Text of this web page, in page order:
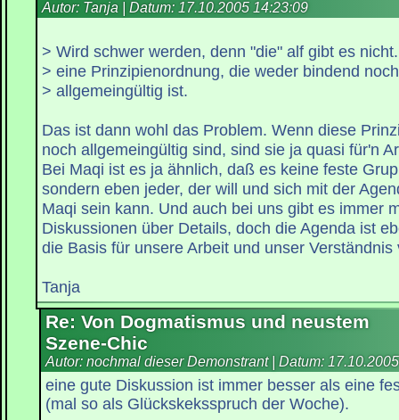
Autor: Tanja | Datum: 17.10.2005 14:23:09
> Wird schwer werden, denn "die" alf gibt es
> eine Prinzipienordnung, die weder bindend noch
> allgemeingültig ist.
Das ist dann wohl das Problem. Wenn diese
noch allgemeingültig sind, sind sie ja quasi für'n
Bei Maqi ist es ja ähnlich, daß es keine feste
sondern eben jeder, der will und sich mit der
Maqi sein kann. Und auch bei uns gibt es immer
Diskussionen über Details, doch die Agenda ist
die Basis für unsere Arbeit und unser Verständnis
Tanja
Re: Von Dogmatismus und neustem
Szene-Chic
Autor: nochmal dieser Demonstrant | Datum:
eine gute Diskussion ist immer besser als eine
(mal so als Glückskeksspruch der Woche).